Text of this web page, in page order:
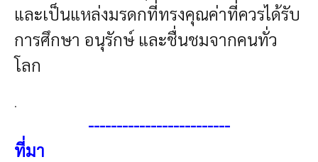
และเป็นแหล่งมรดกที่ทรงคุณค่าที่ควรได้รับ
การศึกษา อนุรักษ์ และชื่นชมจากคนทั่ว
โลก
.
-------------------------
ที่มา